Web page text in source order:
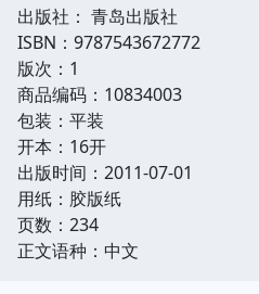
出版社： 青岛出版社
ISBN：9787543672772
版次：1
商品编码：10834003
包装：平装
开本：16开
出版时间：2011-07-01
用纸：胶版纸
页数：234
正文语种：中文